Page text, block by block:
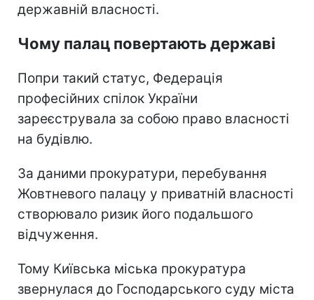
державній власності.
Чому палац повертають державі
Попри такий статус, Федерація
професійних спілок України
зареєструвала за собою право власності
на будівлю.
За даними прокуратури, перебування
Жовтневого палацу у приватній власності
створювало ризик його подальшого
відчуження.
Тому Київська міська прокуратура
звернулася до Господарського суду міста